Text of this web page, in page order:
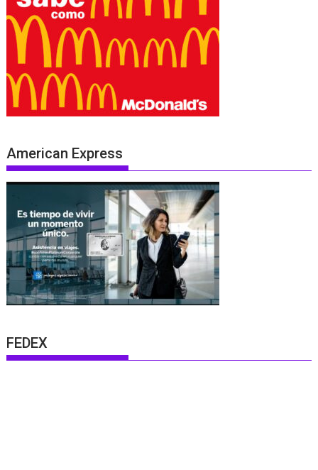
American Express
FEDEX